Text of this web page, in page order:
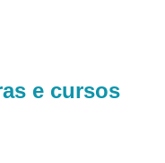
e cursos